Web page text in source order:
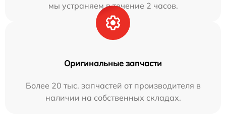
мы устраняем в течение 2 часов.
Оригинальные запчасти
Более 20 тыс. запчастей от производителя в
наличии на собственных складах.